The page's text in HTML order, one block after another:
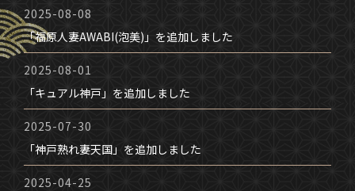
2025-08-08
「福原人妻AWABI(泡美)」を追加しました
2025-08-01
「キュアル神戸」を追加しました
2025-07-30
「神戸熟れ妻天国」を追加しました
2025-04-25